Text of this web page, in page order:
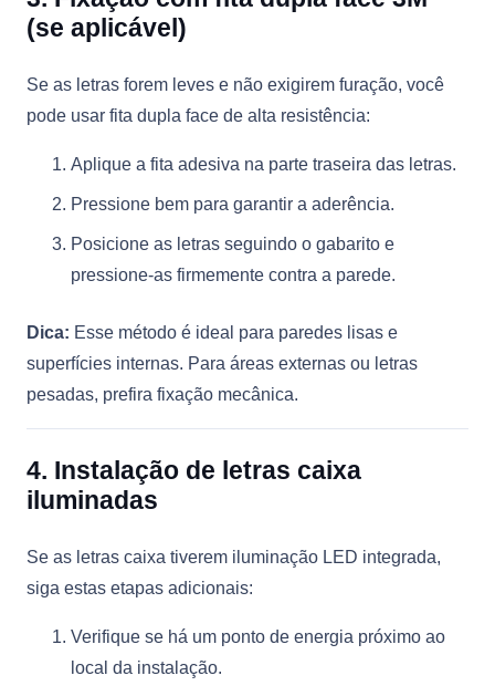
(se aplicável)
Se as letras forem leves e não exigirem furação, você
pode usar fita dupla face de alta resistência:
Aplique a fita adesiva na parte traseira das letras.
Pressione bem para garantir a aderência.
Posicione as letras seguindo o gabarito e
pressione-as firmemente contra a parede.
Dica: Esse método é ideal para paredes lisas e
superfícies internas. Para áreas externas ou letras
pesadas, prefira fixação mecânica.
4. Instalação de letras caixa
iluminadas
Se as letras caixa tiverem iluminação LED integrada,
siga estas etapas adicionais:
Verifique se há um ponto de energia próximo ao
local da instalação.